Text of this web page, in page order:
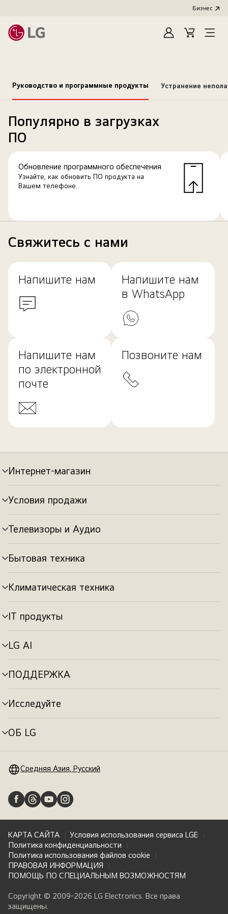
Бизнес
Cart
Open
Руководство и программные продукты Устранение
Популярно в загрузках
ПО
Обновление программного обеспечения
Узнайте, как обновить ПО продукта на
Вашем телефоне.
Свяжитесь с нами
Напишите нам
Напишите нам
в WhatsApp
Напишите нам
по электронной
почте
Позвоните нам
Интернет-магазин
Переключатель
меню
Условия продажи
Переключатель
меню
Телевизоры и Аудио
Переключатель
меню
Бытовая техника
Переключатель
меню
Климатическая техника
Переключатель
меню
IT продукты
Переключатель
меню
LG AI
Переключатель
меню
ПОДДЕРЖКА
Переключатель
меню
Исследуйте
Переключатель
меню
ОБ LG
Переключатель
Средняя Азия, Русский
КАРТА САЙТА
Условия использования сервиса LGE
Политика конфиденциальности
Политика использования файлов cookie
ПРАВОВАЯ ИНФОРМАЦИЯ
ПОМОЩЬ ПО СПЕЦИАЛЬНЫМ ВОЗМОЖНОСТЯМ
Copyright © 2009-2026 LG Electronics. Все права
защищены.